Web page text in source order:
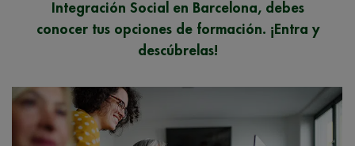
Integración Social en Barcelona, debes
conocer tus opciones de formación. ¡Entra y
descúbrelas!